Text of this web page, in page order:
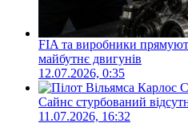
FIA та виробники
майбутнє двигунів
12.07.2026, 0:35
Сайнс стурбований
11.07.2026, 16:32